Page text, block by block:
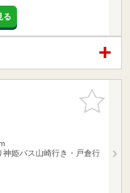
る
お気に入
りに追加
姫バス山崎行き・戸倉行